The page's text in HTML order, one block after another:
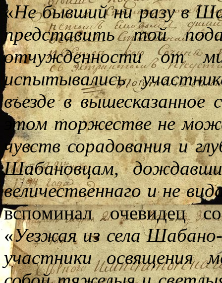
«Не бывший ни разу в
представить той
отчужденности от
испытывались
въезде в
этом торжестве не
чувств сорадования и
Шабановцам,
величественнаго и не
вспоминал очевидец
«Уезжая из села
участники освящения